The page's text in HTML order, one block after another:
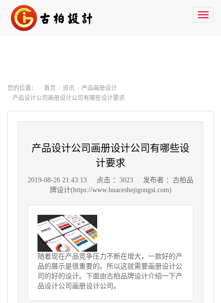
您的位置： 首页 资讯
产品画册设计
产品设计公司画册设计公司有哪些设计要求
产品设计公司画册设计公司有哪些设
计要求
2019-08-26 21:43:13 点击 ：3023
发布者 ：古柏品
牌设计(https://www.huaceshejigongsi.com)
随着现在产品竞争压力不断在增大，一款好的产
品的展示是很重要的。所以这就需要画册设计公
司的好的设计。下面由古柏品牌设计介绍一下产
品设计公司画册设计公司。